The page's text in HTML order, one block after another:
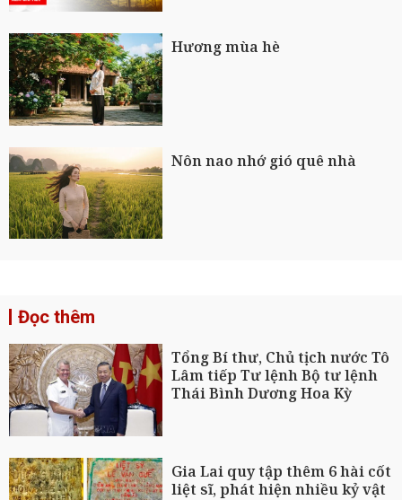
Hương mùa hè
Nôn nao nhớ gió quê nhà
Đọc thêm
Tổng Bí thư, Chủ tịch nước Tô
Lâm tiếp Tư lệnh Bộ tư lệnh
Thái Bình Dương Hoa Kỳ
Gia Lai quy tập thêm 6 hài cốt
liệt sĩ, phát hiện nhiều kỷ vật